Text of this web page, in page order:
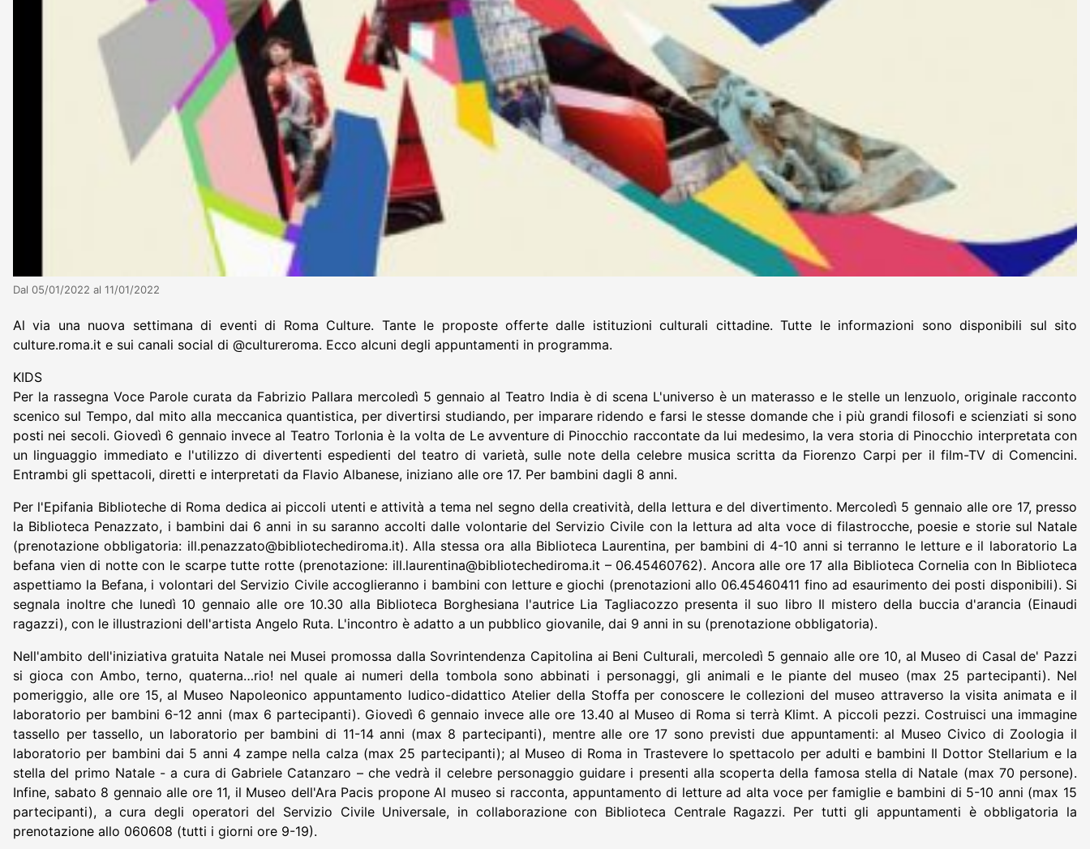
Dal 05/01/2022 al 11/01/2022
Al via una nuova settimana di eventi di Roma Culture. Tante le proposte offerte dalle istituzioni culturali cittadine. Tutte le informazioni sono disponibili sul sito
culture.roma.it e sui canali social di @cultureroma. Ecco alcuni degli appuntamenti in programma.
KIDS
Per la rassegna Voce Parole curata da Fabrizio Pallara mercoledì 5 gennaio al Teatro India è di scena L'universo è un materasso e le stelle un lenzuolo, originale racconto
scenico sul Tempo, dal mito alla meccanica quantistica, per divertirsi studiando, per imparare ridendo e farsi le stesse domande che i più grandi filosofi e scienziati si sono
posti nei secoli. Giovedì 6 gennaio invece al Teatro Torlonia è la volta de Le avventure di Pinocchio raccontate da lui medesimo, la vera storia di Pinocchio interpretata con
un linguaggio immediato e l'utilizzo di divertenti espedienti del teatro di varietà, sulle note della celebre musica scritta da Fiorenzo Carpi per il film-TV di Comencini.
Entrambi gli spettacoli, diretti e interpretati da Flavio Albanese, iniziano alle ore 17. Per bambini dagli 8 anni.
Per l'Epifania Biblioteche di Roma dedica ai piccoli utenti e attività a tema nel segno della creatività, della lettura e del divertimento. Mercoledì 5 gennaio alle ore 17, presso
la Biblioteca Penazzato, i bambini dai 6 anni in su saranno accolti dalle volontarie del Servizio Civile con la lettura ad alta voce di filastrocche, poesie e storie sul Natale
(prenotazione obbligatoria: ill.penazzato@bibliotechediroma.it). Alla stessa ora alla Biblioteca Laurentina, per bambini di 4-10 anni si terranno le letture e il laboratorio La
befana vien di notte con le scarpe tutte rotte (prenotazione: ill.laurentina@bibliotechediroma.it – 06.45460762). Ancora alle ore 17 alla Biblioteca Cornelia con In Biblioteca
aspettiamo la Befana, i volontari del Servizio Civile accoglieranno i bambini con letture e giochi (prenotazioni allo 06.45460411 fino ad esaurimento dei posti disponibili). Si
segnala inoltre che lunedì 10 gennaio alle ore 10.30 alla Biblioteca Borghesiana l'autrice Lia Tagliacozzo presenta il suo libro Il mistero della buccia d'arancia (Einaudi
ragazzi), con le illustrazioni dell'artista Angelo Ruta. L'incontro è adatto a un pubblico giovanile, dai 9 anni in su (prenotazione obbligatoria).
Nell'ambito dell'iniziativa gratuita Natale nei Musei promossa dalla Sovrintendenza Capitolina ai Beni Culturali, mercoledì 5 gennaio alle ore 10, al Museo di Casal de' Pazzi
si gioca con Ambo, terno, quaterna…rio! nel quale ai numeri della tombola sono abbinati i personaggi, gli animali e le piante del museo (max 25 partecipanti). Nel
pomeriggio, alle ore 15, al Museo Napoleonico appuntamento ludico-didattico Atelier della Stoffa per conoscere le collezioni del museo attraverso la visita animata e il
laboratorio per bambini 6-12 anni (max 6 partecipanti). Giovedì 6 gennaio invece alle ore 13.40 al Museo di Roma si terrà Klimt. A piccoli pezzi. Costruisci una immagine
tassello per tassello, un laboratorio per bambini di 11-14 anni (max 8 partecipanti), mentre alle ore 17 sono previsti due appuntamenti: al Museo Civico di Zoologia il
laboratorio per bambini dai 5 anni 4 zampe nella calza (max 25 partecipanti); al Museo di Roma in Trastevere lo spettacolo per adulti e bambini Il Dottor Stellarium e la
stella del primo Natale - a cura di Gabriele Catanzaro – che vedrà il celebre personaggio guidare i presenti alla scoperta della famosa stella di Natale (max 70 persone).
Infine, sabato 8 gennaio alle ore 11, il Museo dell'Ara Pacis propone Al museo si racconta, appuntamento di letture ad alta voce per famiglie e bambini di 5-10 anni (max 15
partecipanti), a cura degli operatori del Servizio Civile Universale, in collaborazione con Biblioteca Centrale Ragazzi. Per tutti gli appuntamenti è obbligatoria la
prenotazione allo 060608 (tutti i giorni ore 9-19).